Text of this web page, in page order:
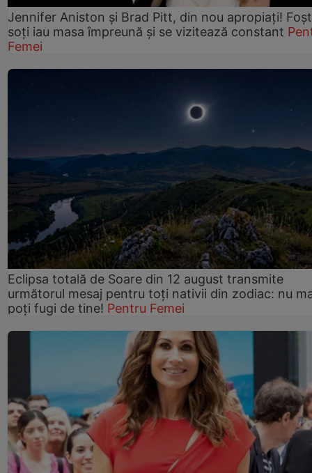
Jennifer Aniston și Brad Pitt, din nou apropiați!
soți iau masa împreună și se vizitează constant
Femei
Eclipsa totală de Soare din 12 august transmite
următorul mesaj pentru toți nativii din zodiac: nu
poți fugi de tine! Pentru Femei